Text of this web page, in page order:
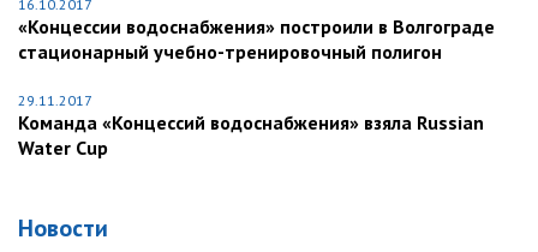
16.10.2017
«Концессии водоснабжения» построили в Волгограде
стационарный учебно-тренировочный полигон
29.11.2017
Команда «Концессий водоснабжения» взяла Russian
Water Cup
Новости